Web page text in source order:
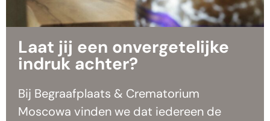
Laat jij een onvergetelijke
indruk achter?
Bij Begraafplaats & Crematorium
Moscowa vinden we dat iedereen de